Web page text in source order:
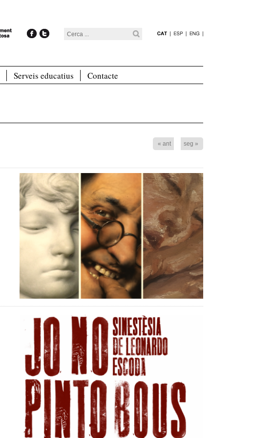
Serveis educatius Contacte
« ant seg »